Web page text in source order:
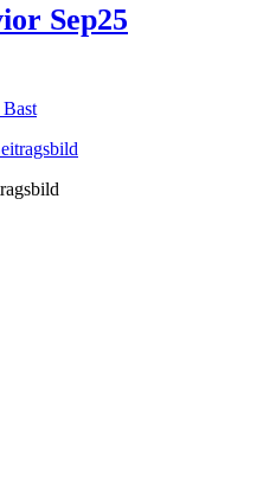
Sep25